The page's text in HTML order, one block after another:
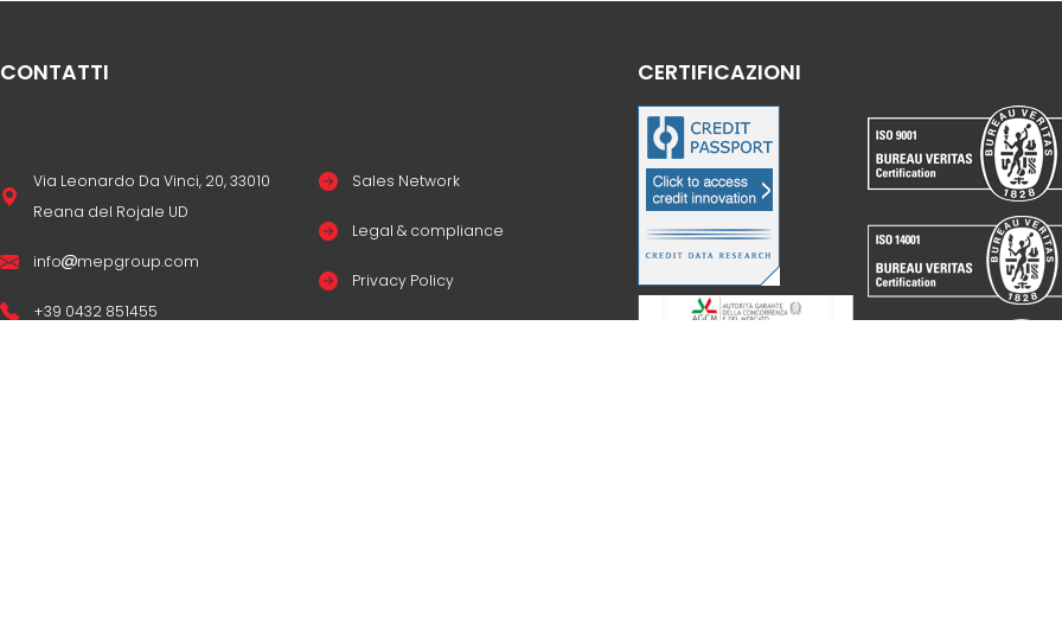
CONTATTI
Via Leonardo Da Vinci, 20, 33010
Reana del Rojale UD
info mepgroup.com
+39 0432 851455
Sales Network
Legal & compliance
Privacy Policy
CERTIFICAZIONI